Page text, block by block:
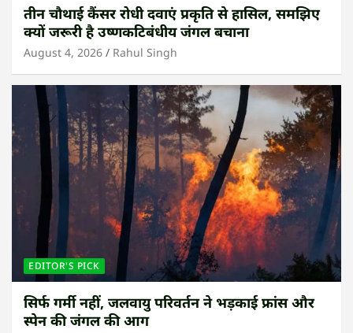
तीन चौथाई कैंसर रोधी दवाएं प्रकृति से हासिल, समझिए
क्यों जरूरी है उष्णकटिबंधीय जंगल बचाना
August 4, 2026 Rahul Singh
EDITOR'S PICK
सिर्फ गर्मी नहीं, जलवायु परिवर्तन ने भड़काई फ्रांस और
स्पेन की जंगल की आग